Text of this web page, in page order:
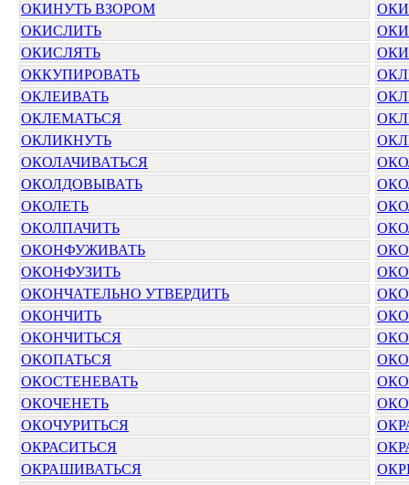
ОКИНУТЬ ВЗОРОМ
ОКИСЛИТЬ
ОКИСЛЯТЬ
ОККУПИРОВАТЬ
ОКЛЕИВАТЬ
ОКЛЕМАТЬСЯ
ОКЛИКНУТЬ
ОКОЛАЧИВАТЬСЯ
ОКОЛДОВЫВАТЬ
ОКОЛЕТЬ
ОКОЛПАЧИТЬ
ОКОНФУЖИВАТЬ
ОКОНФУЗИТЬ
ОКОНЧАТЕЛЬНО УТВЕРДИТЬ
ОКОНЧИТЬ
ОКОНЧИТЬСЯ
ОКОПАТЬСЯ
ОКОСТЕНЕВАТЬ
ОКОЧЕНЕТЬ
ОКОЧУРИТЬСЯ
ОКРАСИТЬСЯ
ОКРАШИВАТЬСЯ